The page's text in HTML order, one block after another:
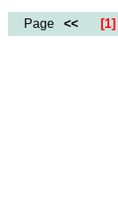
Page << [1]